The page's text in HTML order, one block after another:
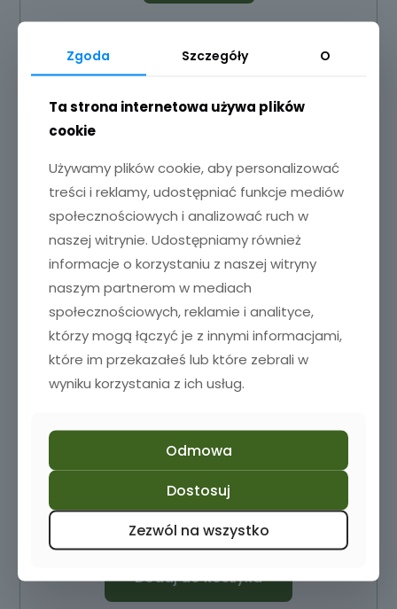
Dodaj do koszyka
Kieliszki do wina z grawerem 2 szt.
69,00zł
Dodaj do koszyka
Zgoda Szczegóły O
Ta strona internetowa używa plików
cookie
Używamy plików cookie, aby personalizować
treści i reklamy, udostępniać funkcje mediów
społecznościowych i analizować ruch w
naszej witrynie. Udostępniamy również
informacje o korzystaniu z naszej witryny
naszym partnerom w mediach
społecznościowych, reklamie i analityce,
którzy mogą łączyć je z innymi informacjami,
które im przekazałeś lub które zebrali w
wyniku korzystania z ich usług.
Odmowa
Dostosuj
Zezwól na wszystko